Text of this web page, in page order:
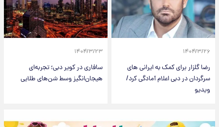
۱۴۰۴/۳/۲۶
رضا گلزار برای کمک به ایرانی های
سرگردان در دبی اعلام آمادگی کرد/
ویدیو
۱۴۰۴/۳/۲۳
سافاری در کویر دبی؛ تجربه‌ای
هیجان‌انگیز وسط شن‌های طلایی